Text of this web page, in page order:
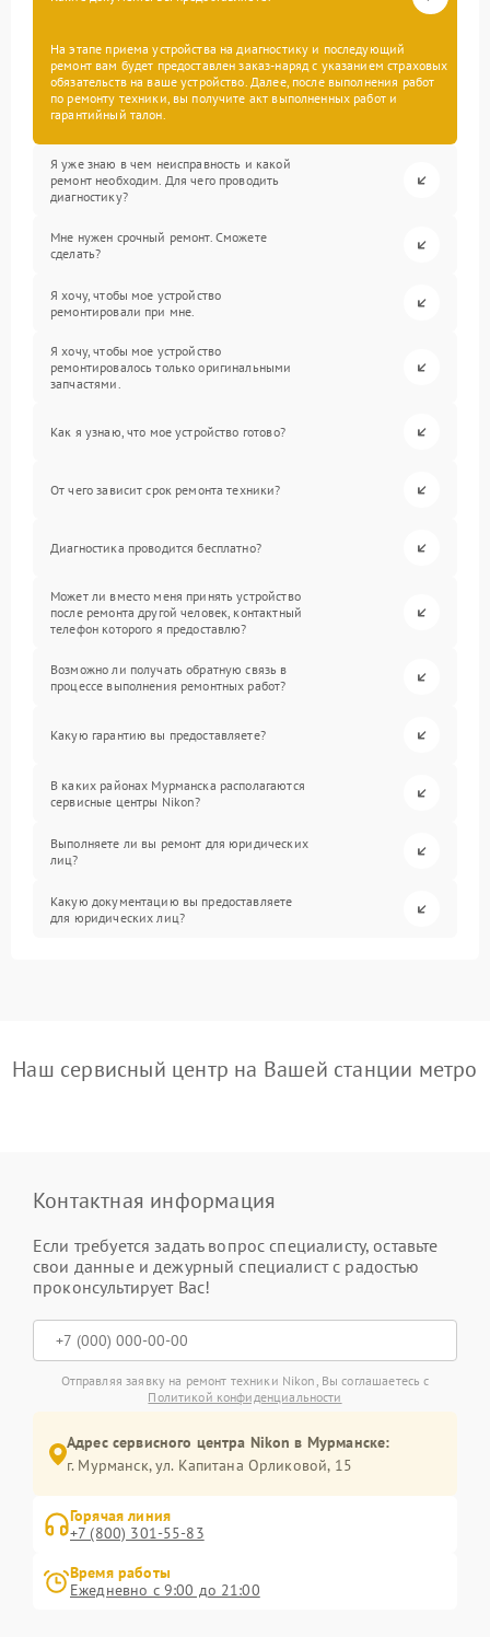
На этапе приема устройства на диагностику и последующий
ремонт вам будет предоставлен заказ-наряд с указанием страховых
обязательств на ваше устройство. Далее, после выполнения работ
по ремонту техники, вы получите акт выполненных работ и
гарантийный талон.
Я уже знаю в чем неисправность и какой
ремонт необходим. Для чего проводить
диагностику?
Мне нужен срочный ремонт. Сможете
сделать?
Я хочу, чтобы мое устройство
ремонтировали при мне.
Я хочу, чтобы мое устройство
ремонтировалось только оригинальными
запчастями.
Как я узнаю, что мое устройство готово?
От чего зависит срок ремонта техники?
Диагностика проводится бесплатно?
Может ли вместо меня принять устройство
после ремонта другой человек, контактный
телефон которого я предоставлю?
Возможно ли получать обратную связь в
процессе выполнения ремонтных работ?
Какую гарантию вы предоставляете?
В каких районах Мурманска располагаются
сервисные центры Nikon?
Выполняете ли вы ремонт для юридических
лиц?
Какую документацию вы предоставляете
для юридических лиц?
Наш сервисный центр на Вашей станции метро
Контактная информация
Если требуется задать вопрос специалисту, оставьте
свои данные и дежурный специалист с радостью
проконсультирует Вас!
Отправляя заявку на ремонт техники Nikon, Вы соглашаетесь с
Политикой конфиденциальности
Адрес сервисного центра Nikon в Мурманске:
г. Мурманск, ул. Капитана Орликовой, 15
Горячая линия
+7 (800) 301-55-83
Время работы
Ежедневно с 9:00 до 21:00